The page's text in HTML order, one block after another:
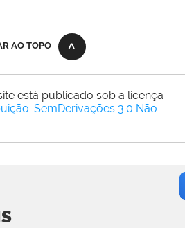
AO TOPO
está publicado sob a licença
SemDerivações 3.0 Não